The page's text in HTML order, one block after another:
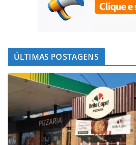
ÚLTIMAS POSTAGENS